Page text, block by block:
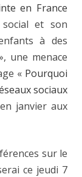
en France
et son
à des
une menace
« Pourquoi
sociaux
janvier aux
sur le
ce jeudi 7